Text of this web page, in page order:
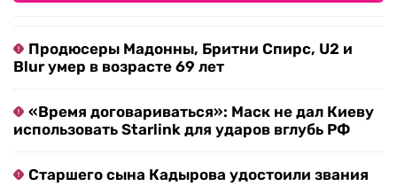
Продюсеры Мадонны, Бритни Спирс, U2 и
Blur умер в возрасте 69 лет
«Время договариваться»: Маск не дал Киеву
использовать Starlink для ударов вглубь РФ
Старшего сына Кадырова удостоили звания